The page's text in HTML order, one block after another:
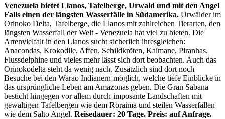
Venezuela bietet Llanos, Tafelberge, Urwald und mit den Angel
Falls einen der längsten Wasserfälle in Südamerika. Urwälder im
Orinoko Delta, Tafelberge, die Llanos mit zahlreichen Tierarten, den
längsten Wasserfall der Welt - Venezuela hat viel zu bieten. Die
Artenvielfalt in den Llanos sucht sicherlich ihresgleichen:
Anacondas, Krokodile, Affen, Schildkröten, Kaimane, Piranhas,
Flussdelphine und vieles mehr lässt sich dort beobachten. Auch das
Orinokodelta steht da wenig nach. Zusätzlich sind dort noch
Besuche bei den Warao Indianern möglich, welche tiefe Einblicke in
das ursprüngliche Leben am Amazonas geben. Die Gran Sabana
besticht hingegen vor allem durch imposante Landschaften mit
gewaltigen Tafelbergen wie dem Roraima und steilen Wasserfällen
wie dem Salto Angel. Reisedauer: 20 Tage. Preis: auf Anfrage.